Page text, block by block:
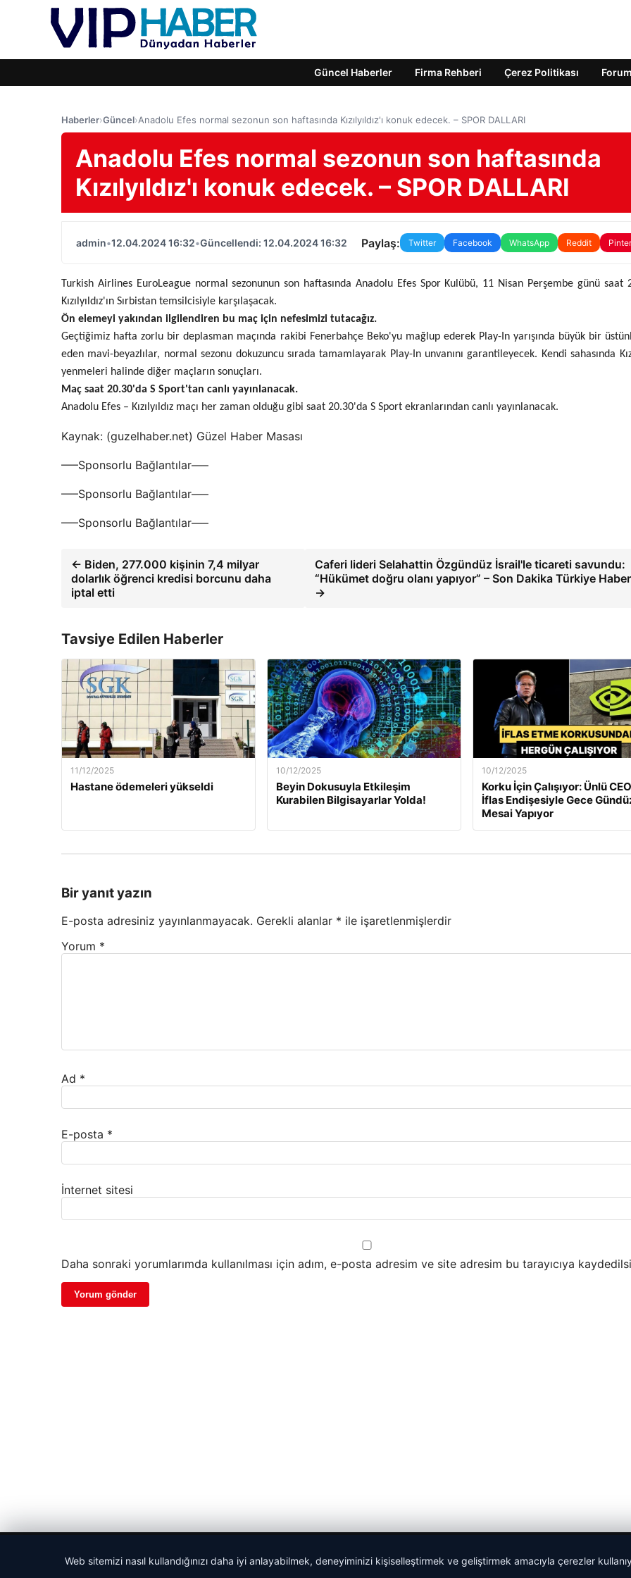
Güncel Haberler Firma Rehberi Çerez Politikası Forum
Haberler›Güncel›Anadolu Efes normal sezonun son haftasında Kızılyıldız'ı konuk edecek. – SPOR DALLARI
Anadolu Efes normal sezonun son haftasında
Kızılyıldız'ı konuk edecek. – SPOR DALLARI
admin•12.04.2024 16:32•Güncellendi: 12.04.2024 16:32 Paylaş: Twitter Facebook WhatsApp Reddit
Turkish Airlines EuroLeague normal sezonunun son haftasında Anadolu Efes Spor Kulübü, 11 Nisan Perşembe günü saat
Kızılyıldız'ın Sırbistan temsilcisiyle karşılaşacak.
Ön elemeyi yakından ilgilendiren bu maç için nefesimizi tutacağız.
Geçtiğimiz hafta zorlu bir deplasman maçında rakibi Fenerbahçe Beko'yu mağlup ederek Play-In yarışında büyük bir
eden mavi-beyazlılar, normal sezonu dokuzuncu sırada tamamlayarak Play-In unvanını garantileyecek. Kendi sahasında
yenmeleri halinde diğer maçların sonuçları.
Maç saat 20.30'da S Sport'tan canlı yayınlanacak.
Anadolu Efes – Kızılyıldız maçı her zaman olduğu gibi saat 20.30'da S Sport ekranlarından canlı yayınlanacak.
Kaynak: (guzelhaber.net) Güzel Haber Masası
—–Sponsorlu Bağlantılar—–
—–Sponsorlu Bağlantılar—–
—–Sponsorlu Bağlantılar—–
← Biden, 277.000 kişinin 7,4 milyar
dolarlık öğrenci kredisi borcunu daha
iptal etti
Caferi lideri Selahattin Özgündüz İsrail'le ticareti savundu:
“Hükümet doğru olanı yapıyor” – Son Dakika Türkiye
→
Tavsiye Edilen Haberler
11/12/2025
Hastane ödemeleri yükseldi
10/12/2025
Beyin Dokusuyla Etkileşim
Kurabilen Bilgisayarlar Yolda!
10/12/2025
Korku İçin Çalışıyor: Ünlü
İflas Endişesiyle Gece
Mesai Yapıyor
Bir yanıt yazın
E-posta adresiniz yayınlanmayacak. Gerekli alanlar * ile işaretlenmişlerdir
Yorum *
Ad *
E-posta *
İnternet sitesi
Daha sonraki yorumlarımda kullanılması için adım, e-posta adresim ve site adresim bu tarayıcıya
Web sitemizi nasıl kullandığınızı daha iyi anlayabilmek, deneyiminizi kişiselleştirmek ve geliştirmek amacıyla çerezler